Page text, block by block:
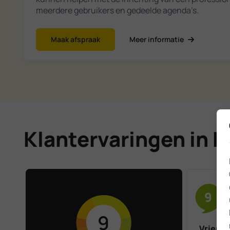
meerdere gebruikers en gedeelde agenda’s.
Maak afspraak Meer informatie
Klantervaringen in
9
9